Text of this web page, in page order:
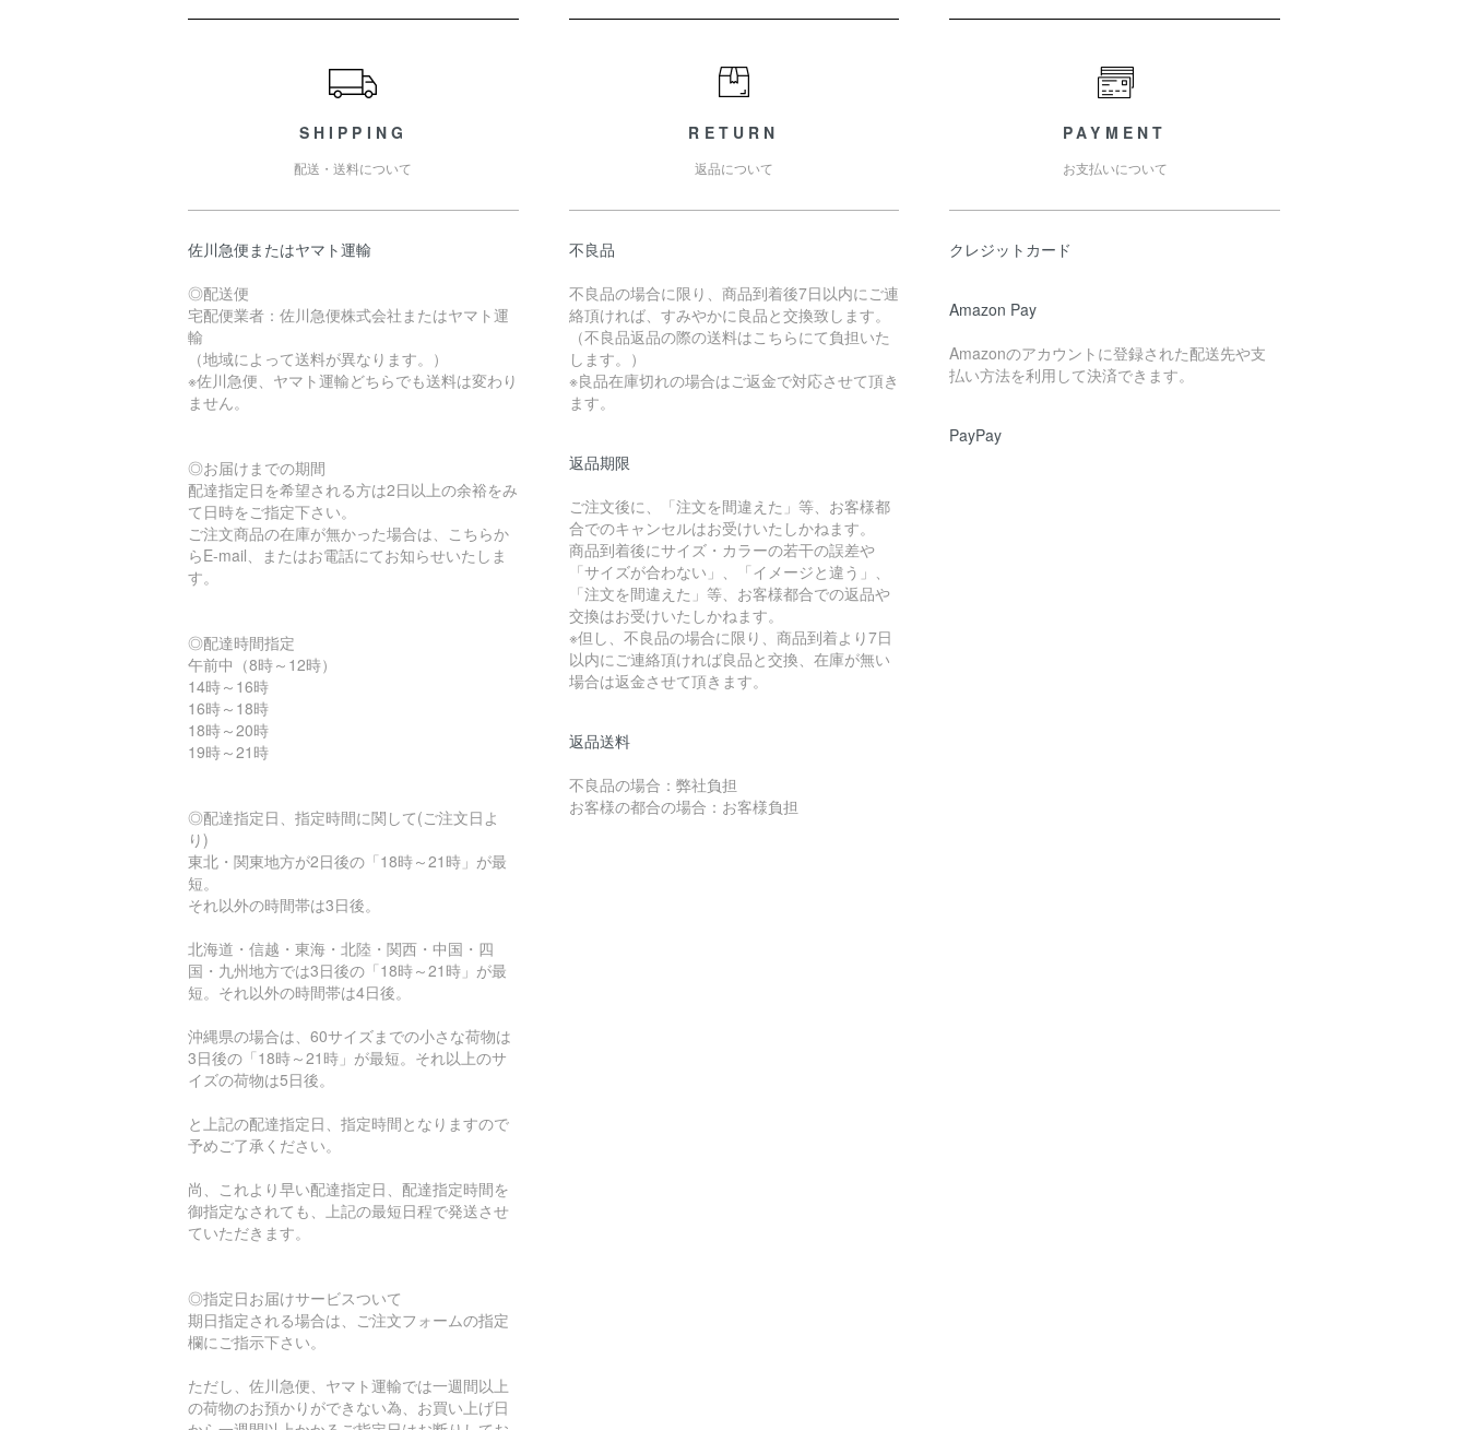
SHIPPING
配送・送料について
佐川急便またはヤマト運輸
◎配送便
宅配便業者：佐川急便株式会社またはヤマト運
輸
（地域によって送料が異なります。）
※佐川急便、ヤマト運輸どちらでも送料は変わり
ません。
◎お届けまでの期間
配達指定日を希望される方は2日以上の余裕をみ
て日時をご指定下さい。
ご注文商品の在庫が無かった場合は、こちらか
らE-mail、またはお電話にてお知らせいたしま
す。
◎配達時間指定
午前中（8時～12時）
14時～16時
16時～18時
18時～20時
19時～21時
◎配達指定日、指定時間に関して(ご注文日よ
り)
東北・関東地方が2日後の「18時～21時」が最
短。
それ以外の時間帯は3日後。
北海道・信越・東海・北陸・関西・中国・四
国・九州地方では3日後の「18時～21時」が最
短。それ以外の時間帯は4日後。
沖縄県の場合は、60サイズまでの小さな荷物は
3日後の「18時～21時」が最短。それ以上のサ
イズの荷物は5日後。
と上記の配達指定日、指定時間となりますので
予めご了承ください。
尚、これより早い配達指定日、配達指定時間を
御指定なされても、上記の最短日程で発送させ
ていただきます。
◎指定日お届けサービスついて
期日指定される場合は、ご注文フォームの指定
欄にご指示下さい。
ただし、佐川急便、ヤマト運輸では一週間以上
の荷物のお預かりができない為、お買い上げ日
RETURN
返品について
不良品
不良品の場合に限り、商品到着後7日以内にご連
絡頂ければ、すみやかに良品と交換致します。
（不良品返品の際の送料はこちらにて負担いた
します。）
※良品在庫切れの場合はご返金で対応させて頂き
ます。
返品期限
ご注文後に、「注文を間違えた」等、お客様都
合でのキャンセルはお受けいたしかねます。
商品到着後にサイズ・カラーの若干の誤差や
「サイズが合わない」、「イメージと違う」、
「注文を間違えた」等、お客様都合での返品や
交換はお受けいたしかねます。
※但し、不良品の場合に限り、商品到着より7日
以内にご連絡頂ければ良品と交換、在庫が無い
場合は返金させて頂きます。
返品送料
不良品の場合：弊社負担
お客様の都合の場合：お客様負担
PAYMENT
お支払いについて
クレジットカード
Amazon Pay
Amazonのアカウントに登録された配送先や支
払い方法を利用して決済できます。
PayPay